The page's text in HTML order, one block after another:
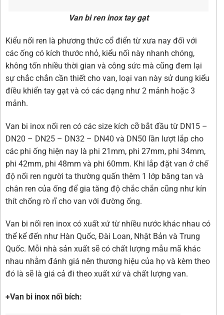
Van bi ren inox tay gạt
Kiểu nối ren là phương thức cổ điển từ xưa nay đối với
các ống có kích thước nhỏ, kiểu nối này nhanh chóng,
không tốn nhiều thời gian và công sức mà cũng đem lại
sự chắc chắn cần thiết cho van, loại van này sử dung kiểu
điều khiển tay gạt và có các dạng như 2 mảnh hoặc 3
mảnh.
Van bi inox nối ren có các size kích cỡ bắt đầu từ DN15 –
DN20 – DN25 – DN32 – DN40 và DN50 lần lượt lắp cho
các phi ống hiện nay là phi 21mm, phi 27mm, phi 34mm,
phi 42mm, phi 48mm và phi 60mm. Khi lắp đặt van ở chế
độ nối ren người ta thường quấn thêm 1 lớp băng tan và
chân ren của ống để gia tăng độ chắc chắn cũng như kín
thít chống rò rĩ cho van với đường ống.
Van bi nối ren inox có xuất xứ từ nhiều nước khác nhau có
thể kể đến như Hàn Quốc, Đài Loan, Nhật Bản và Trung
Quốc. Mỗi nhà sản xuất sẽ có chất lượng mẫu mã khác
nhau nhằm đánh giá nên thương hiệu của họ và kèm theo
đó là sẽ là giá cả đi theo xuất xứ và chất lượng van.
+Van bi inox nối bích: